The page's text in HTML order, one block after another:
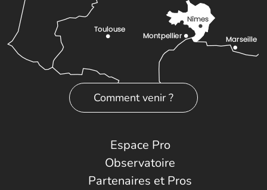
Comment venir ?
Espace Pro
Observatoire
Partenaires et Pros